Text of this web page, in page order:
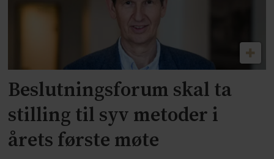
Beslutningsforum skal ta
stilling til syv metoder i
årets første møte